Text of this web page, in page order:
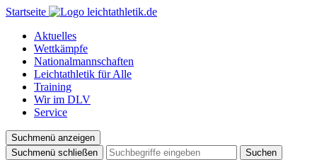
Startseite
Aktuelles
Wettkämpfe
Nationalmannschaften
Leichtathletik für Alle
Training
Wir im DLV
Service
Suchmenü anzeigen
Suchmenü schließen
Suchen